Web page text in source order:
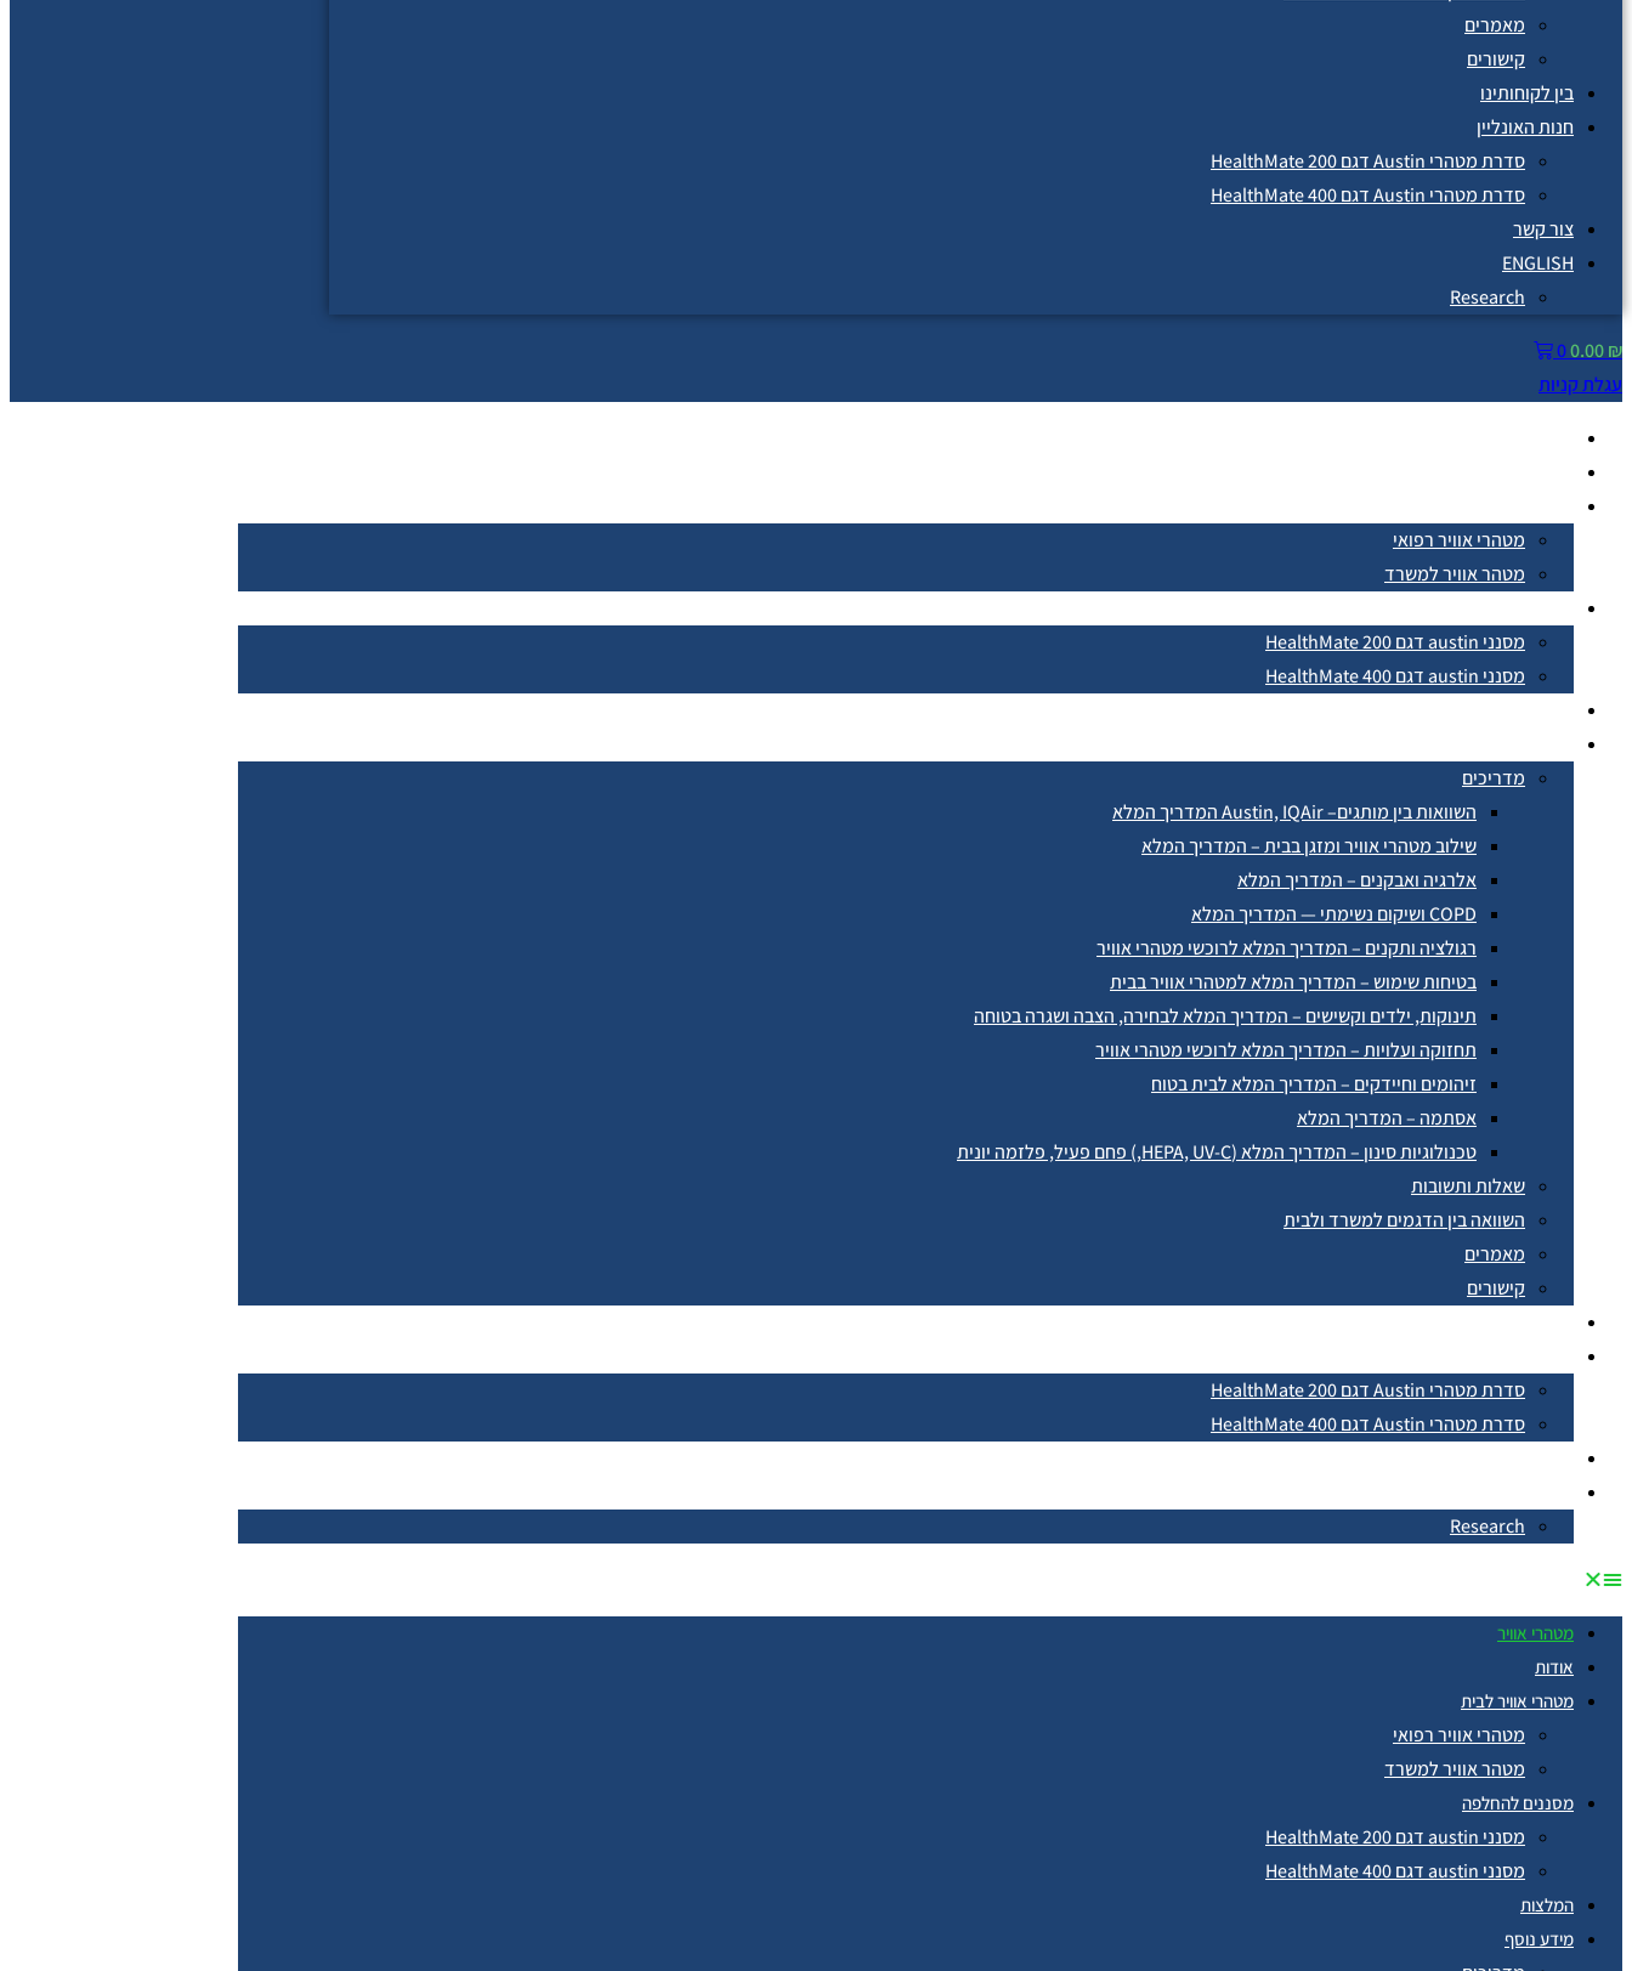
מאמרים
קישורים
בין לקוחותינו
חנות האונליין
סדרת מטהרי Austin דגם HealthMate 200
סדרת מטהרי Austin דגם HealthMate 400
צור קשר
ENGLISH
Research
0.00₪
0
עגלת קניות
מטהרי אוויר רפואי
מטהר אוויר למשרד
מסנני austin דגם HealthMate 200
מסנני austin דגם HealthMate 400
מדריכים
השוואות בין מותגים– Austin, IQAir המדריך המלא
שילוב מטהרי אוויר ומזגן בבית – המדריך המלא
אלרגיה ואבקנים – המדריך המלא
COPD ושיקום נשימתי — המדריך המלא
רגולציה ותקנים – המדריך המלא לרוכשי מטהרי אוויר
בטיחות שימוש – המדריך המלא למטהרי אוויר בבית
תינוקות, ילדים וקשישים – המדריך המלא לבחירה, הצבה ושגרה בטוחה
תחזוקה ועלויות – המדריך המלא לרוכשי מטהרי אוויר
זיהומים וחיידקים – המדריך המלא לבית בטוח
אסתמה – המדריך המלא
טכנולוגיות סינון – המדריך המלא (HEPA, UV-C,) פחם פעיל, פלזמה יונית
שאלות ותשובות
השוואה בין הדגמים למשרד ולבית
מאמרים
קישורים
סדרת מטהרי Austin דגם HealthMate 200
סדרת מטהרי Austin דגם HealthMate 400
Research
מטהרי אוויר
אודות
מטהרי אוויר לבית
מטהרי אוויר רפואי
מטהר אוויר למשרד
מסננים להחלפה
מסנני austin דגם HealthMate 200
מסנני austin דגם HealthMate 400
המלצות
מידע נוסף